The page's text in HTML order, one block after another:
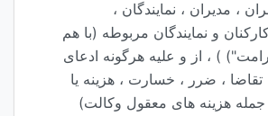
، مدیران ، نمایندگان ،
و نمایندگان مربوطه (با هم
) ، از و علیه هرگونه ادعای
، ضرر ، خسارت ، هزینه یا
هزینه های معقول وکالت)